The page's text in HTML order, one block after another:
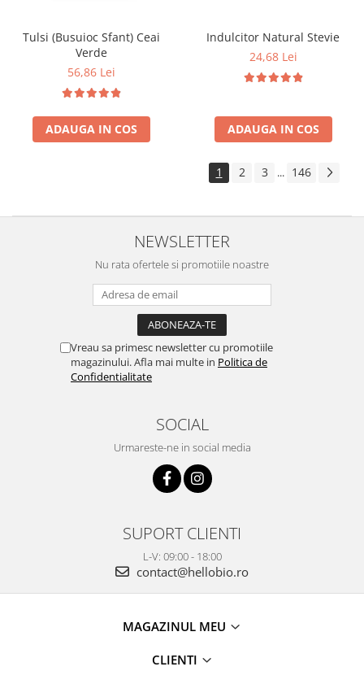
Tulsi (Busuioc Sfant) Ceai
Verde
56,86 Lei
ADAUGA IN COS
Indulcitor Natural Stevie
24,68 Lei
ADAUGA IN COS
1 2 3 ... 146
NEWSLETTER
Nu rata ofertele si promotiile noastre
Vreau sa primesc newsletter cu promotiile
magazinului. Afla mai multe in Politica de
Confidentialitate
SOCIAL
Urmareste-ne in social media
SUPORT CLIENTI
L-V: 09:00 - 18:00
contact@hellobio.ro
MAGAZINUL MEU
CLIENTI